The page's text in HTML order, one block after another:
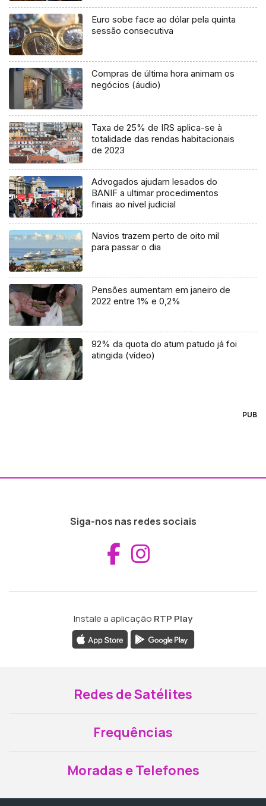
Euro sobe face ao dólar pela quinta
sessão consecutiva
Compras de última hora animam os
negócios (áudio)
Taxa de 25% de IRS aplica-se à
totalidade das rendas habitacionais
de 2023
Advogados ajudam lesados do
BANIF a ultimar procedimentos
finais ao nível judicial
Navios trazem perto de oito mil
para passar o dia
Pensões aumentam em janeiro de
2022 entre 1% e 0,2%
92% da quota do atum patudo já foi
atingida (vídeo)
PUB
Siga-nos nas redes sociais
Aceder ao
Instale a aplicação RTP Play
Redes de Satélites
Frequências
Moradas e Telefones